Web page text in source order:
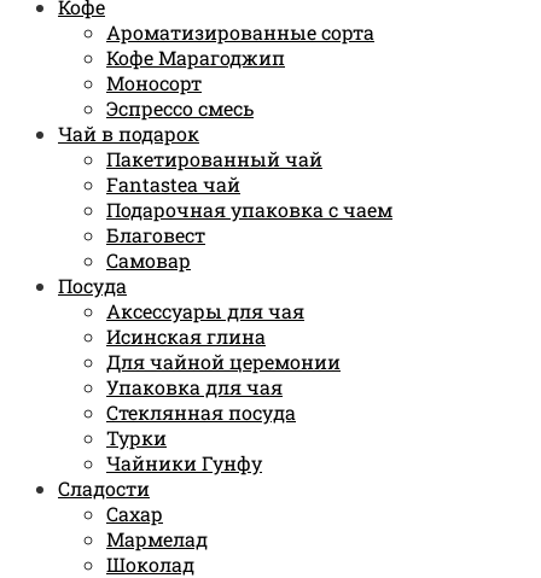
Кофе
Ароматизированные сорта
Кофе Марагоджип
Моносорт
Эспрессо смесь
Чай в подарок
Пакетированный чай
Fantastea чай
Подарочная упаковка с чаем
Благовест
Самовар
Посуда
Аксессуары для чая
Исинская глина
Для чайной церемонии
Упаковка для чая
Стеклянная посуда
Турки
Чайники Гунфу
Сладости
Сахар
Мармелад
Шоколад